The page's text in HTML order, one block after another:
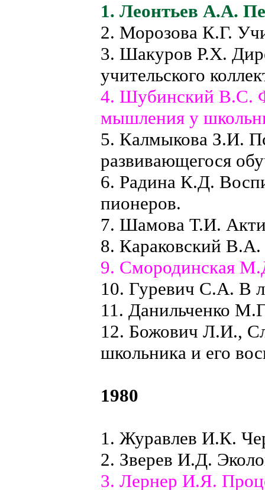
1. Леонтьев А.А.
2. Морозова К.Г.
3. Шакуров Р.X.
учительского
4. Шубинский В.С.
мышления у
5. Калмыкова З.И.
развивающегося
6. Радина К.Д.
пионеров.
7. Шамова Т.И.
8. Караковский
9. Смородинская
10. Гуревич С.А. В
11. Данильченко
12. Божович Л.И.,
школьника и его
1980
1. Журавлев И.К.
2. Зверев И.Д.
3. Лернер И.Я.